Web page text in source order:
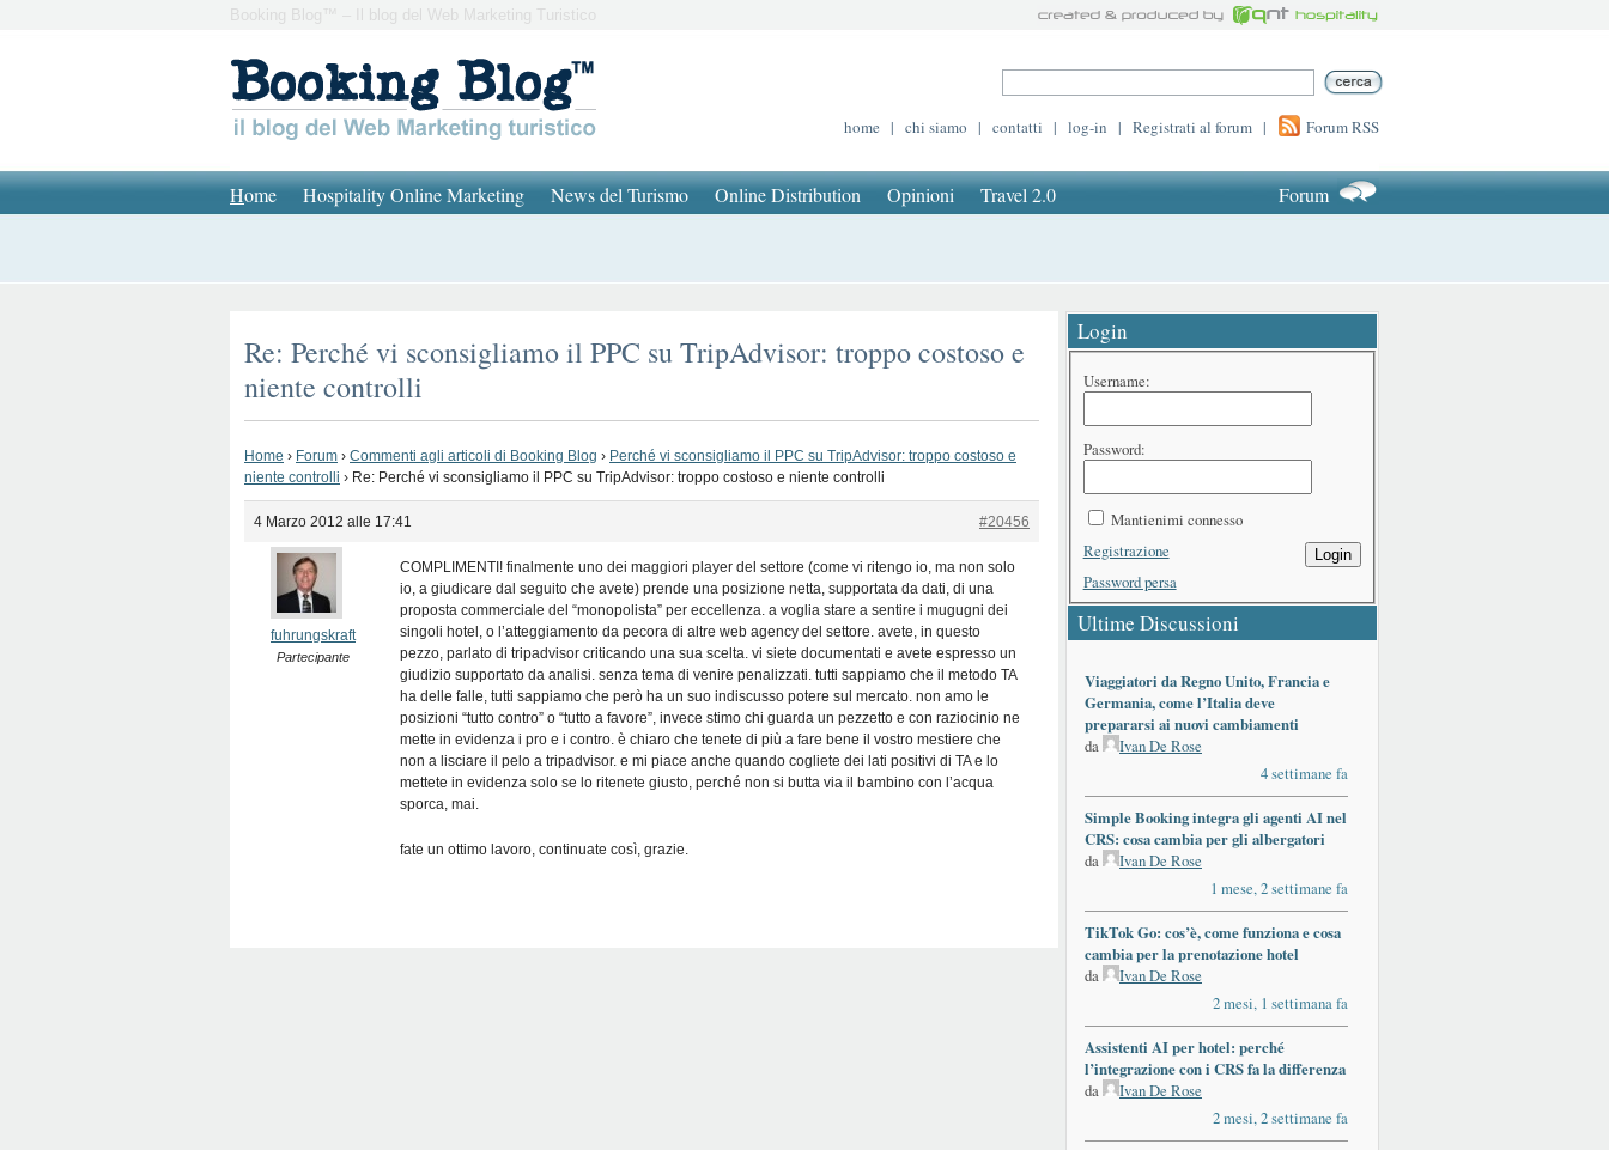
Booking Blog™ – Il blog del Web Marketing Turistico
home | chi siamo | contatti | log-in | Registrati al forum | Forum RSS
Home Hospitality Online Marketing News del Turismo Online Distribution Opinioni Travel 2.0 Forum
Re: Perché vi sconsigliamo il PPC su TripAdvisor: troppo costoso e
niente controlli
Home › Forum › Commenti agli articoli di Booking Blog › Perché vi sconsigliamo il PPC su TripAdvisor: troppo costoso e
niente controlli › Re: Perché vi sconsigliamo il PPC su TripAdvisor: troppo costoso e niente controlli
4 Marzo 2012 alle 17:41 #20456
fuhrungskraft
Partecipante
COMPLIMENTI! finalmente uno dei maggiori player del settore (come vi ritengo io, ma non solo
io, a giudicare dal seguito che avete) prende una posizione netta, supportata da dati, di una
proposta commerciale del “monopolista” per eccellenza. a voglia stare a sentire i mugugni dei
singoli hotel, o l’atteggiamento da pecora di altre web agency del settore. avete, in questo
pezzo, parlato di tripadvisor criticando una sua scelta. vi siete documentati e avete espresso un
giudizio supportato da analisi. senza tema di venire penalizzati. tutti sappiamo che il metodo TA
ha delle falle, tutti sappiamo che però ha un suo indiscusso potere sul mercato. non amo le
posizioni “tutto contro” o “tutto a favore”, invece stimo chi guarda un pezzetto e con raziocinio ne
mette in evidenza i pro e i contro. è chiaro che tenete di più a fare bene il vostro mestiere che
non a lisciare il pelo a tripadvisor. e mi piace anche quando cogliete dei lati positivi di TA e lo
mettete in evidenza solo se lo ritenete giusto, perché non si butta via il bambino con l’acqua
sporca, mai.
fate un ottimo lavoro, continuate così, grazie.
Login
Username:
Password:
Mantienimi connesso
Login
Registrazione
Password persa
Ultime Discussioni
Viaggiatori da Regno Unito, Francia e
Germania, come l’Italia deve
prepararsi ai nuovi cambiamenti
da
Ivan De Rose
4 settimane fa
Simple Booking integra gli agenti AI nel
CRS: cosa cambia per gli albergatori
da
Ivan De Rose
1 mese, 2 settimane fa
TikTok Go: cos’è, come funziona e cosa
cambia per la prenotazione hotel
da
Ivan De Rose
2 mesi, 1 settimana fa
Assistenti AI per hotel: perché
l’integrazione con i CRS fa la differenza
da
Ivan De Rose
2 mesi, 2 settimane fa